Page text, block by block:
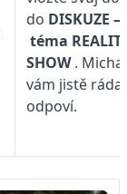
do DISKUZE –
téma
SHOW.
vám jistě ráda
odpoví.